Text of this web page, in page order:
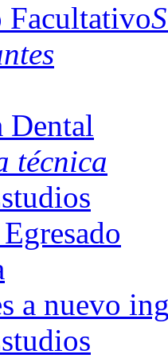
Facultativo
Dental
técnica
a nuevo